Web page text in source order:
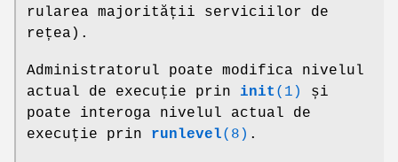
rularea majorității serviciilor de
rețea).
Administratorul poate modifica nivelul
actual de execuție prin init (1)
și
poate interoga nivelul actual de
execuție prin runlevel(8) .